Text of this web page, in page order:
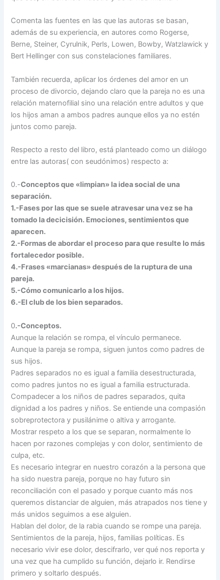
Comenta las fuentes en las que las autoras se basan,
además de su experiencia, en autores como Rogerse,
Berne, Steiner, Cyrulnik, Perls, Lowen, Bowby, Watzlawick y
Bert Hellinger con sus constelaciones familiares.
También recuerda, aplicar los órdenes del amor en un
proceso de divorcio, dejando claro que la pareja no es una
relación maternofilial sino una relación entre adultos y que
los hijos aman a ambos padres aunque ellos ya no estén
juntos como pareja.
Respecto a resto del libro, está planteado como un diálogo
entre las autoras( con seudónimos) respecto a:
0.-Conceptos que «limpian» la idea social de una
separación.
1.-Fases por las que se suele atravesar una vez se ha
tomado la decicisión. Emociones, sentimientos que
aparecen.
2.-Formas de abordar el proceso para que resulte lo más
fortalecedor posible.
4.-Frases «marcianas» después de la ruptura de una
pareja.
5.-Cómo comunicarlo a los hijos.
6.-El club de los bien separados.
0.-Conceptos.
Aunque la relación se rompa, el vínculo permanece.
Aunque la pareja se rompa, siguen juntos como padres de
sus hijos.
Padres separados no es igual a familia desestructurada,
como padres juntos no es igual a familia estructurada.
Compadecer a los niños de padres separados, quita
dignidad a los padres y niños. Se entiende una compasión
sobreprotectora y pusilánime o altiva y arrogante.
Mostrar respeto a los que se separan, normalmente lo
hacen por razones complejas y con dolor, sentimiento de
culpa, etc.
Es necesario integrar en nuestro corazón a la persona que
ha sido nuestra pareja, porque no hay futuro sin
reconciliación con el pasado y porque cuanto más nos
queremos distanciar de alguien, más atrapados nos tiene y
más unidos seguimos a ese alguien.
Hablan del dolor, de la rabia cuando se rompe una pareja.
Sentimientos de la pareja, hijos, familias políticas. Es
necesario vivir ese dolor, descifrarlo, ver qué nos reporta y
una vez que ha cumplido su función, dejarlo ir. Rendirse
primero y soltarlo después.